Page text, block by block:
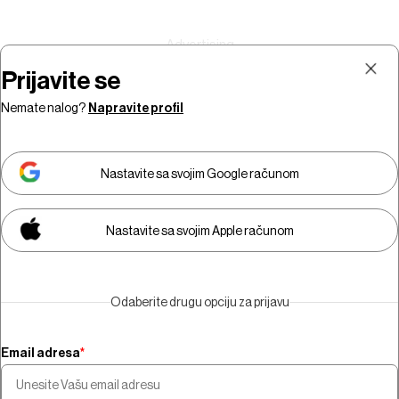
Morate biti pretplatnik da biste
gledali video sadržaj.
Pretplatite se
Prijavite se
Nemate nalog? Napravite profil
Nastavite sa svojim Google računom
Nastavite sa svojim Apple računom
Odaberite drugu opciju za prijavu
Email adresa*